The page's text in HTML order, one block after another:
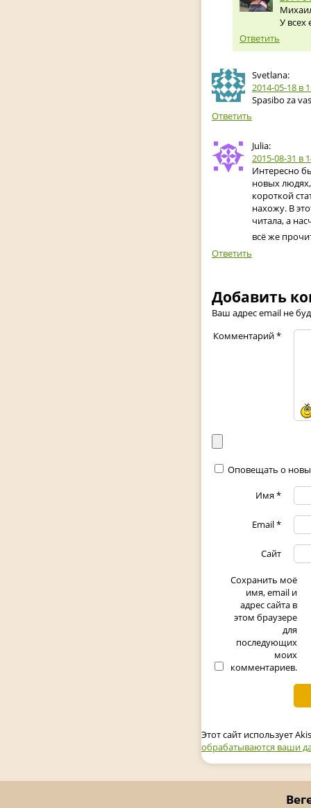
У всех
Ответить
Svetlana:
2014-05-18 в
Spasibo za
Ответить
Julia:
2015-08-31 в
Интересно
новых людях,
короткой
нахожу. В
читала, а
всё же
Ответить
Добавить
Ваш адрес email не
Комментарий*
Оповещать о
Имя*
Email*
Сайт
Сохранить моё
имя, email и
адрес сайта в
этом браузере
для
последующих
моих
комментариев.
Этот сайт использует
обрабатываются ваши